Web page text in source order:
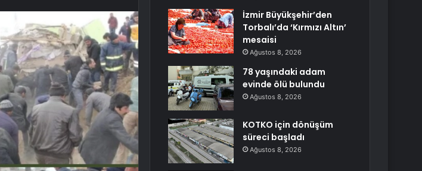
İzmir Büyükşehir’den
Torbalı’da ‘Kırmızı Altın’
mesaisi
Ağustos 8, 2026
78 yaşındaki adam
evinde ölü bulundu
Ağustos 8, 2026
KOTKO için dönüşüm
süreci başladı
Ağustos 8, 2026